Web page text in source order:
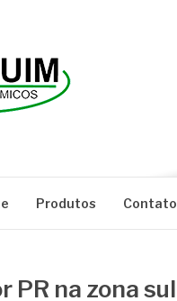
Produtos Contato
PR na zona sul